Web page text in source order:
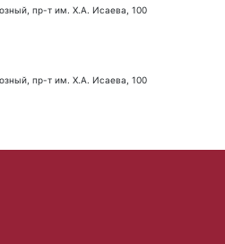
пр-т им. Х.А. Исаева, 100
пр-т им. Х.А. Исаева, 100